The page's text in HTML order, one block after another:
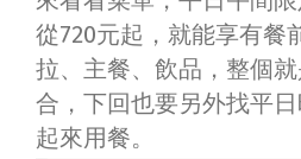
從720元起，就能享有餐
拉、 主餐、 飲品，整個
合，下回也要另外找平
起來用餐。